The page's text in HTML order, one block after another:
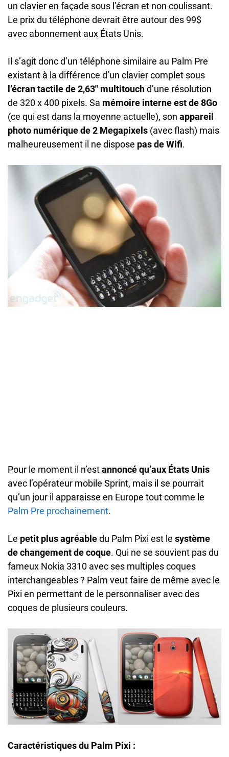
un clavier en façade sous l’écran et non coulissant.
Le prix du téléphone devrait être autour des 99$
avec abonnement aux États Unis.
Il s’agit donc d’un téléphone similaire au Palm Pre
existant à la différence d’un clavier complet sous
l’écran tactile de 2,63″ multitouchd’une résolution
de 320 x 400 pixels. Sa mémoire interne est de 8Go
(ce qui est dans la moyenne actuelle), son appareil
photo numérique de 2 Megapixels (avec flash) mais
malheureusement il ne dispose pas de Wifi.
Pour le moment il n’estannoncé qu’aux États Unis
avec l’opérateur mobile Sprint, mais il se pourrait
qu’un jour il apparaisse en Europe tout comme le
Palm Pre prochainement.
Le petit plus agréabledu Palm Pixi est le système
de changement de coque. Qui ne se souvient pas du
fameux Nokia 3310 avec ses multiples coques
interchangeables ? Palm veut faire de même avec le
Pixi en permettant de le personnaliser avec des
coques de plusieurs couleurs.
Caractéristiques du Palm Pixi :